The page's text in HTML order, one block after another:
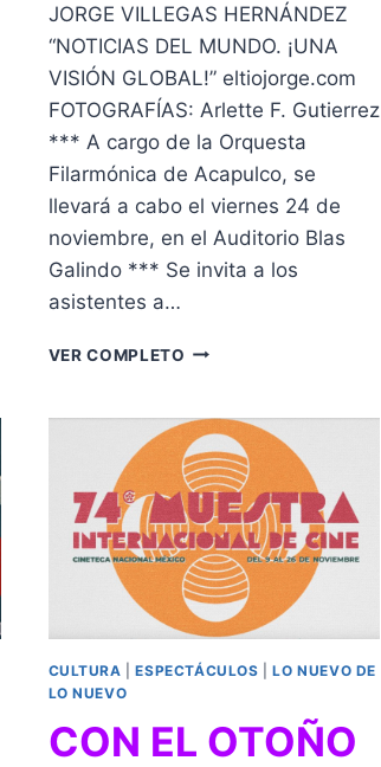
JORGE VILLEGAS HERNÁNDEZ
“NOTICIAS DEL MUNDO. ¡UNA
VISIÓN GLOBAL!” eltiojorge.com
FOTOGRAFÍAS: Arlette F. Gutierrez
*** A cargo de la Orquesta
Filarmónica de Acapulco, se
llevará a cabo el viernes 24 de
noviembre, en el Auditorio Blas
Galindo *** Se invita a los
asistentes a…
VER COMPLETO EL
EL
CONCIERTO
“MÚSICA
POR
GUERRERO”
CULTURA |ESPECTÁCULOS |LO NUEVO DE
LO NUEVO
CON EL OTOÑO